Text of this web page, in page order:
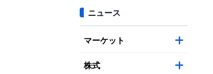
ニュース
マーケット
株式